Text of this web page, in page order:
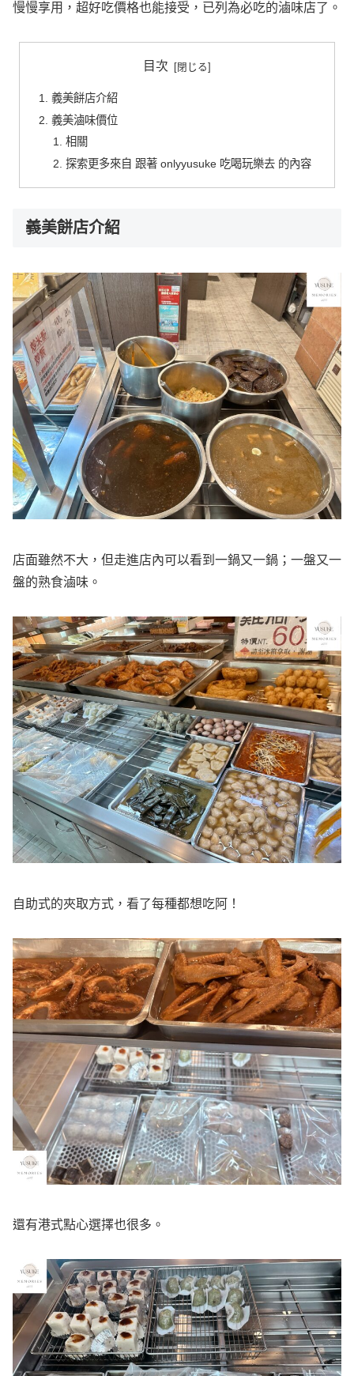
慢慢享用，超好吃價格也能接受，已列為必吃的滷味店了。
目次
義美餅店介紹
義美滷味價位
相關
探索更多來自 跟著 onlyyusuke 吃喝玩樂去 的內容
義美餅店介紹
店面雖然不大，但走進店內可以看到一鍋又一鍋；一盤又一
盤的熟食滷味。
自助式的夾取方式，看了每種都想吃阿！
還有港式點心選擇也很多。